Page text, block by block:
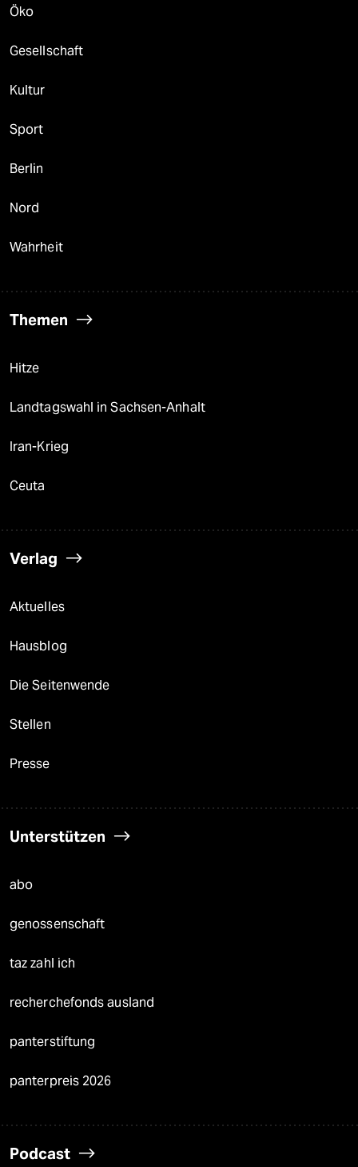
Öko
Gesellschaft
Kultur
Sport
Berlin
Nord
Wahrheit
Themen
Hitze
Landtagswahl in Sachsen-Anhalt
Iran-Krieg
Ceuta
Verlag
Aktuelles
Hausblog
Die Seitenwende
Stellen
Presse
Unterstützen
abo
genossenschaft
taz zahl ich
recherchefonds ausland
panterstiftung
panterpreis 2026
Podcast